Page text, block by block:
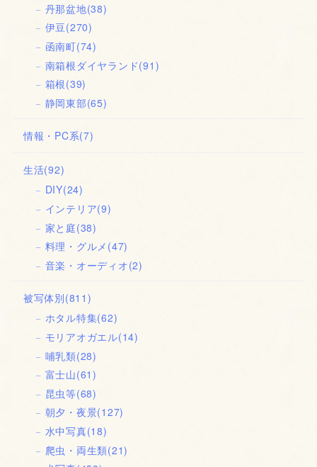
丹那盆地(38)
伊豆(270)
函南町(74)
南箱根ダイヤランド(91)
箱根(39)
静岡東部(65)
情報・PC系(7)
生活(92)
DIY(24)
インテリア(9)
家と庭(38)
料理・グルメ (47)
音楽・オーディオ(2)
被写体別(811)
ホタル特集(62)
モリアオガエル(14)
哺乳類(28)
富士山(61)
昆虫等(68)
朝夕・夜景(127)
水中写真(18)
爬虫・両生類(21)